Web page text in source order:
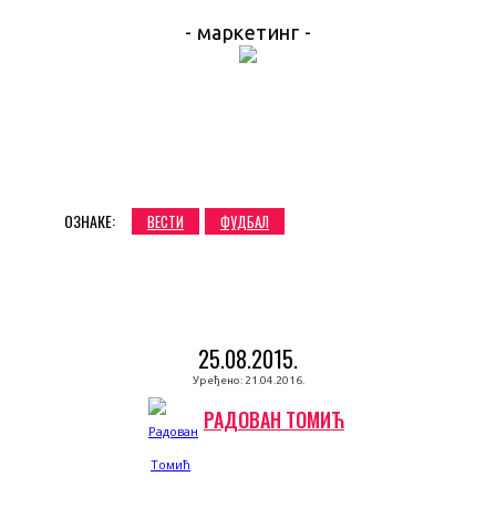
- маркетинг -
ОЗНАКЕ: ВЕСТИ ФУДБАЛ
25.08.2015.
Уређено: 21.04.2016.
РАДОВАН ТОМИЋ